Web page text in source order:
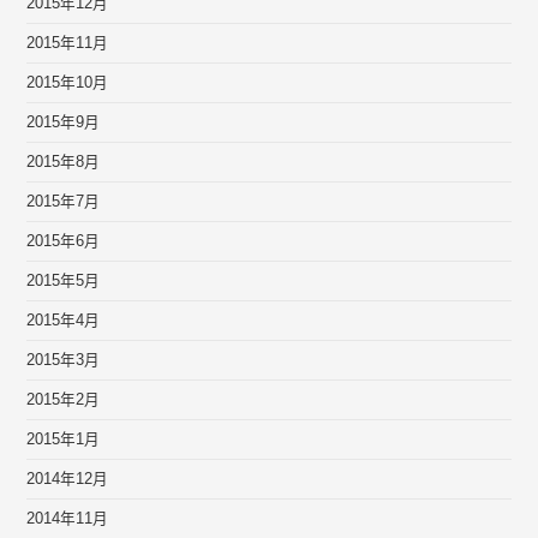
2015年12月
2015年11月
2015年10月
2015年9月
2015年8月
2015年7月
2015年6月
2015年5月
2015年4月
2015年3月
2015年2月
2015年1月
2014年12月
2014年11月